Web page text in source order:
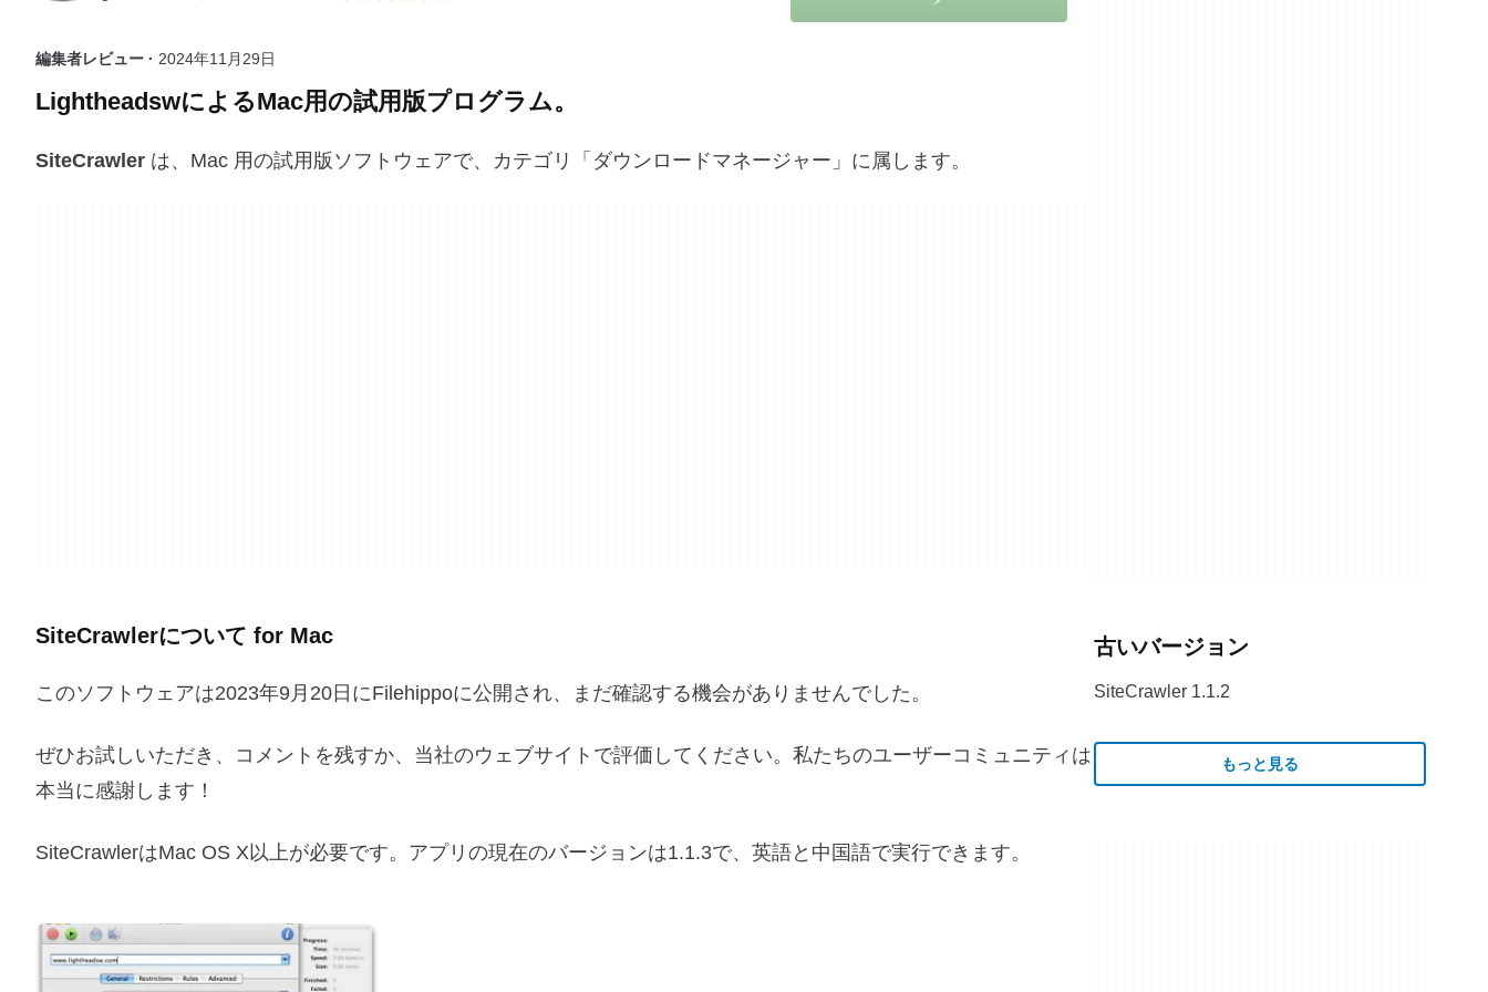
編集者レビュー · 2024年11月29日
LightheadswによるMac用の試用版プログラム。
SiteCrawler は、Mac 用の試用版ソフトウェアで、カテゴリ「ダウンロードマネージャー」に属します。
SiteCrawlerについて for Mac
このソフトウェアは2023年9月20日にFilehippoに公開され、まだ確認する機会がありませんでした。
ぜひお試しいただき、コメントを残すか、当社のウェブサイトで評価してください。私たちのユーザーコミュニティは
本当に感謝します！
SiteCrawlerはMac OS X以上が必要です。アプリの現在のバージョンは1.1.3で、英語と中国語で実行できます。
古いバージョン
SiteCrawler 1.1.2
もっと見る